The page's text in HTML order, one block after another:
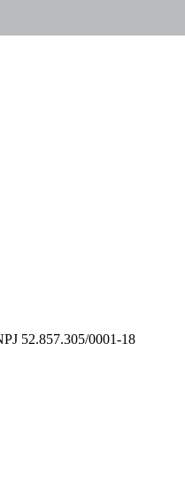
52.857.305/0001-18